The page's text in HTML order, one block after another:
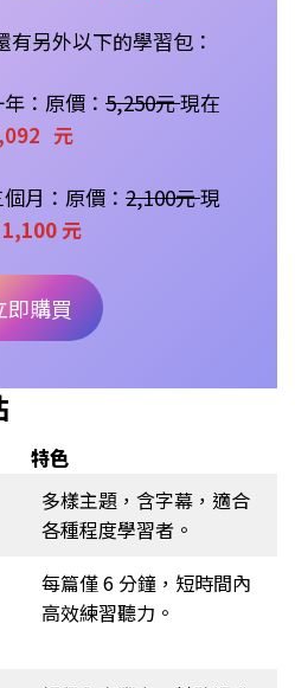
另外以下的學習包：
：原價： 5,250元現在
元
月：原價： 2,100元現
1,100 元
即購買
特色
多樣主題，含字幕，適合
各種程度學習者。
每篇僅 6 分鐘，短時間內
高效練習聽力。